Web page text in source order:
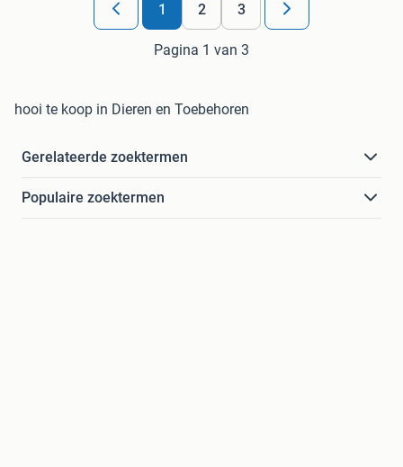
1 2 3
Pagina 1 van 3
hooi te koop in Dieren en Toebehoren
Gerelateerde zoektermen
Populaire zoektermen